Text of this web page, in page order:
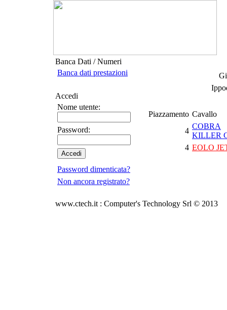
Banca Dati / Numeri
Banca dati prestazioni
Accedi
Nome utente:
Password:
Password dimenticata?
Non ancora registrato?
Piazzamento Cavallo
4
COBRA
KILLER
4 EOLO
www.ctech.it : Computer's Technology Srl © 2013